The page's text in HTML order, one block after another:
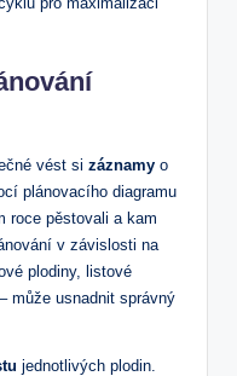
vést si záznamy o
plánovacího diagramu
roce pěstovali a kam
v závislosti na
plodiny, listové
může usnadnit správný
jednotlivých plodin.